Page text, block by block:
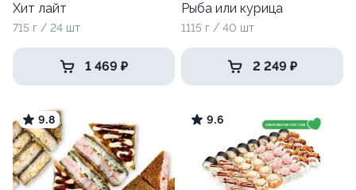
Хит лайт
715 г / 24 шт
1 469 ₽
Рыба или курица
1115 г / 40 шт
2 249 ₽
9.8 9.6